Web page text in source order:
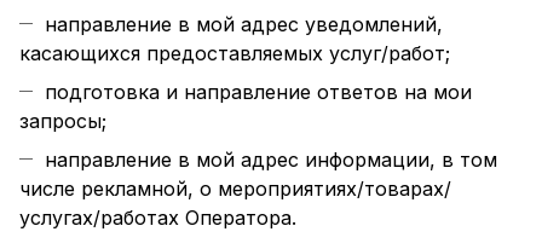
направление в мой адрес уведомлений,
касающихся предоставляемых услуг/работ;
подготовка и направление ответов на мои
запросы;
направление в мой адрес информации, в том
числе рекламной, о мероприятиях/товарах/
услугах/работах Оператора.